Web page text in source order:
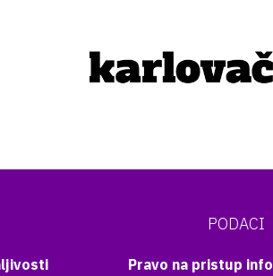
PODACI
Pravo na pristup